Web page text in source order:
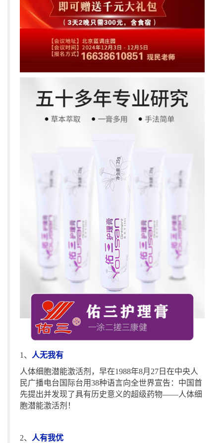
1、 人无我有
人体细胞潜能激活剂，早在1988年8月27日在中央人
民广播电台国际台用38种语言向全世界宣告：中国首
先提出并发现了具有历史意义的超级药物——人体细
胞潜能激活剂！
2、 人有我优